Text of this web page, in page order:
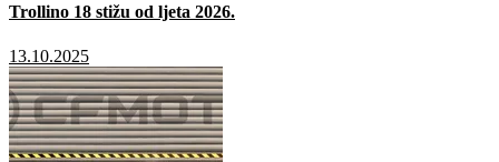
Trollino 18 stižu od ljeta 2026.
13.10.2025